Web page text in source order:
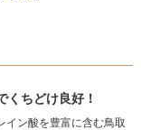
くちどけ良好！
イン酸を豊富に含む鳥取